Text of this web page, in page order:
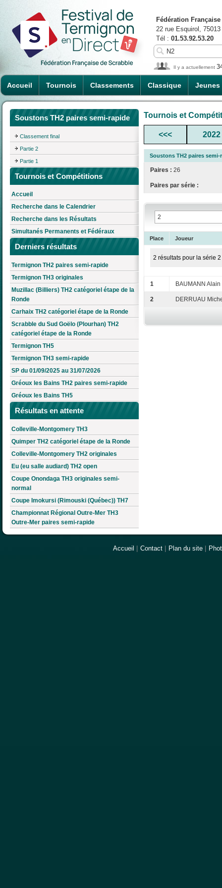
Accueil Tournois Classements Classique Jeunes
Fédération
22 rue Esquirol,
Tél : 01.53.92.53.20
Il y a actuellement
Soustons TH2 paires semi-rapide
Classement final
Partie 2
Partie 1
Tournois et Compétitions
Accueil
Recherche dans le Calendrier
Recherche dans les Résultats
Simultanés Permanents et Fédéraux
Derniers résultats
Termignon TH2 paires semi-rapide
Termignon TH3 originales
Muzillac (Billiers) TH2 catégoriel étape de la
Ronde
Carhaix TH2 catégoriel étape de la Ronde
Scrabble du Sud Goëlo (Plourhan) TH2
catégoriel étape de la Ronde
Termignon TH5
Termignon TH3 semi-rapide
SP du 01/09/2025 au 31/07/2026
Gréoux les Bains TH2 paires semi-rapide
Gréoux les Bains TH5
Résultats en attente
Colleville-Montgomery TH3
Quimper TH2 catégoriel étape de la Ronde
Colleville-Montgomery TH2 originales
Eu (eu salle audiard) TH2 open
Coupe Onondaga TH3 originales semi-
normal
Coupe Imokursi (Rimouski (Québec)) TH7
Championnat Régional Outre-Mer TH3
Outre-Mer paires semi-rapide
Tournois et
<<< 2022
Soustons TH2 paires semi-
Paires : 26
Paires par série :
Place Joueur
2 résultats pour la série 2
1 BAUMANN
2 DERRUAU
Accueil Contact Plan du site